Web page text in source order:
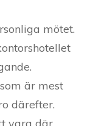
mötet.
är mest
därefter.